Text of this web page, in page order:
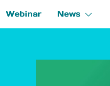
Webinar News